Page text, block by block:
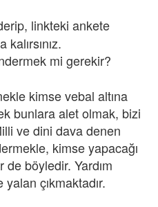
linkteki ankete
kalırsınız.
mi gerekir?
kimse vebal altına
bunlara alet olmak, bizi
ve dini dava denen
kimse yapacağı
böyledir. Yardım
çıkmaktadır.